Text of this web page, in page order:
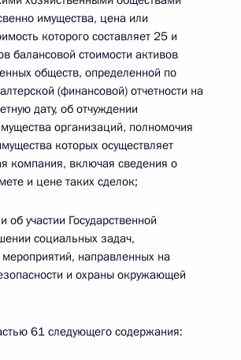
имущества, цена или
которого составляет 25 и
балансовой стоимости активов
обществ, определенной по
(финансовой) отчетности на
дату, об отчуждении
организаций, полномочия
которых осуществляет
компания, включая сведения о
и цене таких сделок;
участии Государственной
социальных задач,
направленных на
и охраны окружающей
61 следующего содержания: